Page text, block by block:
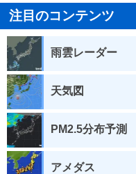
注目のコンテンツ
雨雲レーダー
天気図
PM2.5分布予測
アメダス